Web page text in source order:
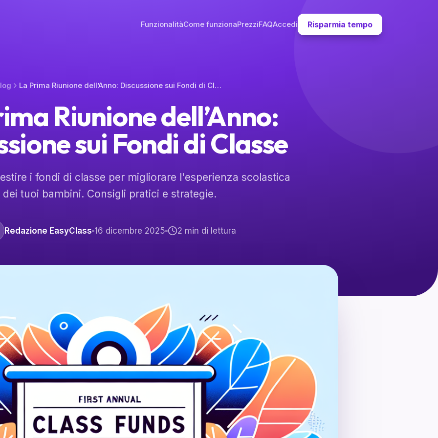
FunzionalitàCome funzionaPrezziFAQAccedi Risparmia tempo
La Prima Riunione dell’Anno: Discussione sui Fondi di Classe
Riunione dell’Anno:
sui Fondi di Classe
i fondi di classe per migliorare l'esperienza scolastica
dei tuoi bambini. Consigli pratici e strategie.
Redazione EasyClass 16 dicembre 2025 2 min di lettura